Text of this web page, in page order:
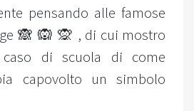
pensando alle famose
🙈 🙉 🙊 , di cui mostro
di scuola di come
capovolto un simbolo